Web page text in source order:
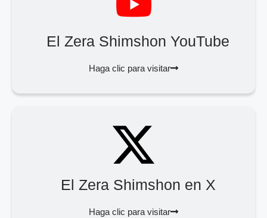
El Zera Shimshon YouTube
Haga clic para visitar
El Zera Shimshon en X
Haga clic para visitar